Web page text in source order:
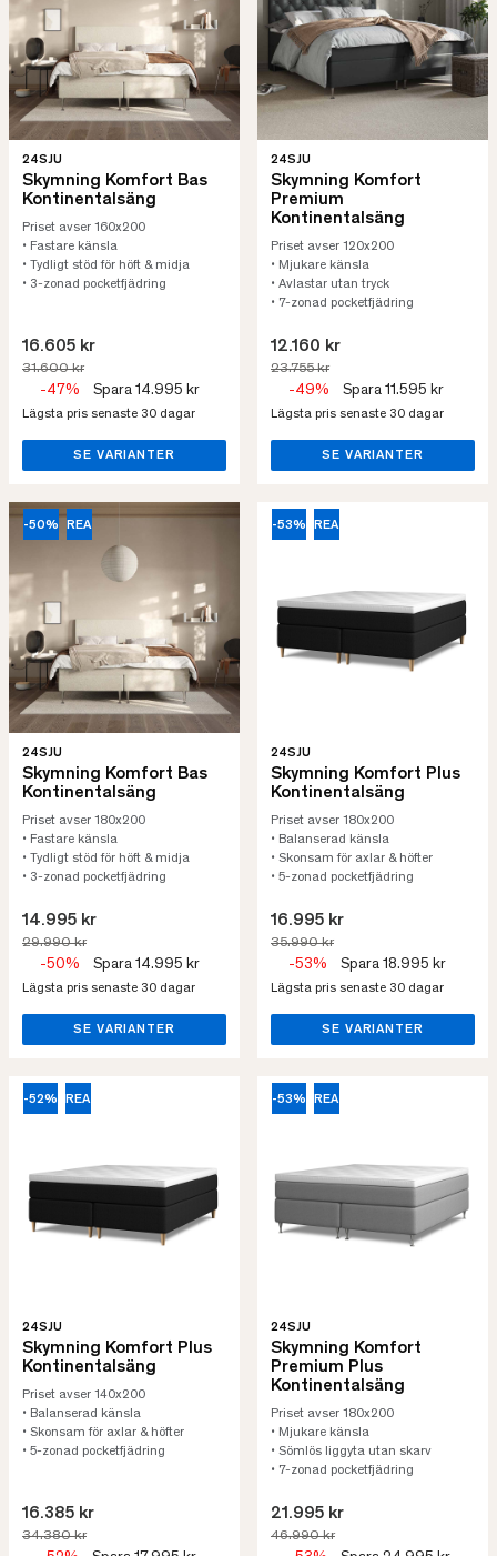
24SJU
Skymning Komfort Bas
Kontinentalsäng
Priset avser 160x200
• Fastare känsla
• Tydligt stöd för höft & midja
• 3-zonad pocketfjädring
16.605 kr
31.600 kr
-47% Spara 14.995 kr
Lägsta pris senaste 30 dagar
SE VARIANTER
24SJU
Skymning Komfort
Premium
Kontinentalsäng
Priset avser 120x200
• Mjukare känsla
• Avlastar utan tryck
• 7-zonad pocketfjädring
12.160 kr
23.755 kr
-49% Spara 11.595 kr
Lägsta pris senaste 30 dagar
SE VARIANTER
-50% REA
24SJU
Skymning Komfort Bas
Kontinentalsäng
Priset avser 180x200
• Fastare känsla
• Tydligt stöd för höft & midja
• 3-zonad pocketfjädring
14.995 kr
29.990 kr
-50% Spara 14.995 kr
Lägsta pris senaste 30 dagar
SE VARIANTER
-53% REA
24SJU
Skymning Komfort Plus
Kontinentalsäng
Priset avser 180x200
• Balanserad känsla
• Skonsam för axlar & höfter
• 5-zonad pocketfjädring
16.995 kr
35.990 kr
-53% Spara 18.995 kr
Lägsta pris senaste 30 dagar
SE VARIANTER
-52% REA
24SJU
Skymning Komfort Plus
Kontinentalsäng
Priset avser 140x200
• Balanserad känsla
• Skonsam för axlar & höfter
• 5-zonad pocketfjädring
16.385 kr
34.380 kr
-53% REA
24SJU
Skymning Komfort
Premium Plus
Kontinentalsäng
Priset avser 180x200
• Mjukare känsla
• Sömlös liggyta utan skarv
• 7-zonad pocketfjädring
21.995 kr
46.990 kr